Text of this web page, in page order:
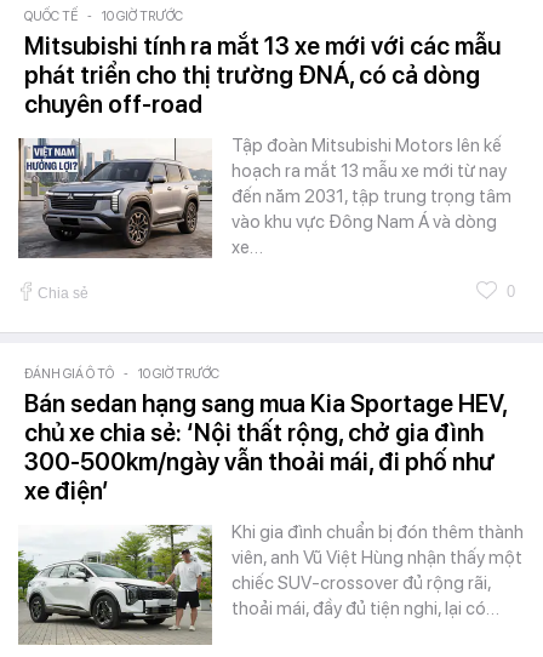
QUỐC TẾ - 10 GIỜ TRƯỚC
Mitsubishi tính ra mắt 13 xe mới với các mẫu
phát triển cho thị trường ĐNÁ, có cả dòng
chuyên off-road
Tập đoàn Mitsubishi Motors lên kế
hoạch ra mắt 13 mẫu xe mới từ nay
đến năm 2031, tập trung trọng tâm
vào khu vực Đông Nam Á và dòng
xe…
Chia sẻ 0
ĐÁNH GIÁ Ô TÔ - 10 GIỜ TRƯỚC
Bán sedan hạng sang mua Kia Sportage HEV,
chủ xe chia sẻ: ‘Nội thất rộng, chở gia đình
300-500km/ngày vẫn thoải mái, đi phố như
xe điện’
Khi gia đình chuẩn bị đón thêm thành
viên, anh Vũ Việt Hùng nhận thấy một
chiếc SUV-crossover đủ rộng rãi,
thoải mái, đầy đủ tiện nghi, lại có…